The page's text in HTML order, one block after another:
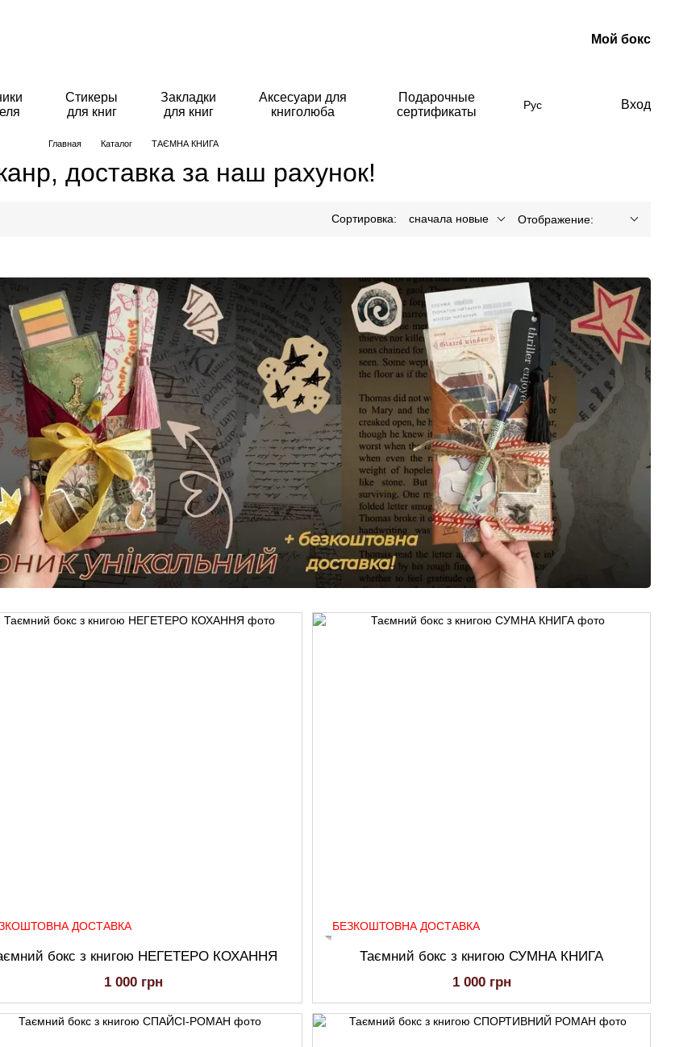
Мой бокс
Стикеры
для книг
Закладки
для книг
Аксесуари для
книголюба
Подарочные
сертификаты
Рус Вход
Главная Каталог ТАЄМНА КНИГА
доставка за наш рахунок!
Сортировка: сначала новые Отображение:
ДОСТАВКА
бокс з книгою НЕГЕТЕРО КОХАННЯ
1 000 грн
БЕЗКОШТОВНА ДОСТАВКА
Таємний бокс з книгою СУМНА КНИГА
1 000 грн